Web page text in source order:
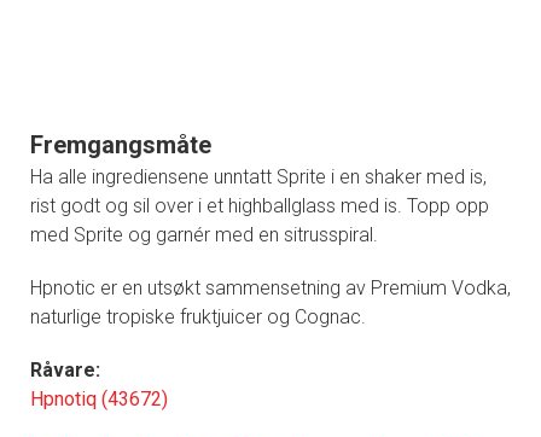
Fremgangsmåte
Ha alle ingrediensene unntatt Sprite i en shaker med is,
rist godt og sil over i et highballglass med is. Topp opp
med Sprite og garnér med en sitrusspiral.
Hpnotic er en utsøkt sammensetning av Premium Vodka,
naturlige tropiske fruktjuicer og Cognac.
Råvare:
Hpnotiq (43672)